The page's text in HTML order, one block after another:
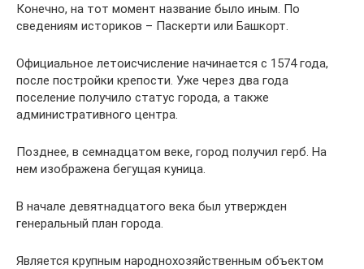
Конечно, на тот момент название было иным. По
сведениям историков – Паскерти или Башкорт.
Официальное летоисчисление начинается с 1574 года,
после постройки крепости. Уже через два года
поселение получило статус города, а также
административного центра.
Позднее, в семнадцатом веке, город получил герб. На
нем изображена бегущая куница.
В начале девятнадцатого века был утвержден
генеральный план города.
Является крупным народнохозяйственным объектом